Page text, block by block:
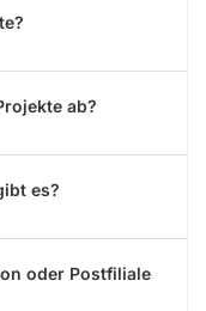
ab?
es?
oder Postfiliale